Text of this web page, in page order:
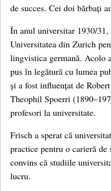
de succes. Cei doi bărbați
În anul universitar 1930/
Universitatea din Zurich
lingvistica germană. Acolo
pus în legătură cu lumea
și a fost influențat de
Theophil Spoerri
profesori la universitate.
Frisch a sperat că
practice pentru o carieră
convins că studiile
lucru.